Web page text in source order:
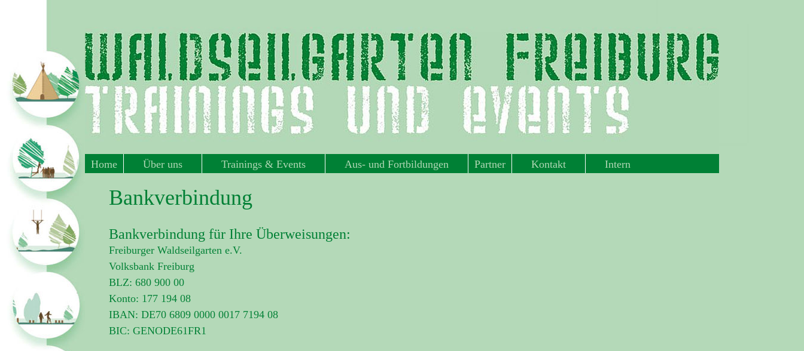
Home Über uns Trainings & Events Aus- und Fortbildungen Partner Kontakt Intern
Bankverbindung
Bankverbindung für Ihre Überweisungen:
Freiburger Waldseilgarten e.V.
Volksbank Freiburg
BLZ: 680 900 00
Konto: 177 194 08
IBAN: DE70 6809 0000 0017 7194 08
BIC: GENODE61FR1